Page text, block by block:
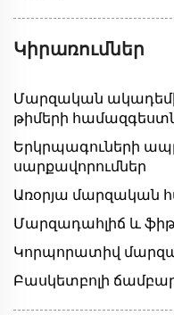
Կիրառումներ
Մարզական
թիմերի
Երկրպագուների
սարքավորումներ
Առօրյա մարզական
Մարզադահլիճ և
Կորպորատիվ
Բասկետբոլի